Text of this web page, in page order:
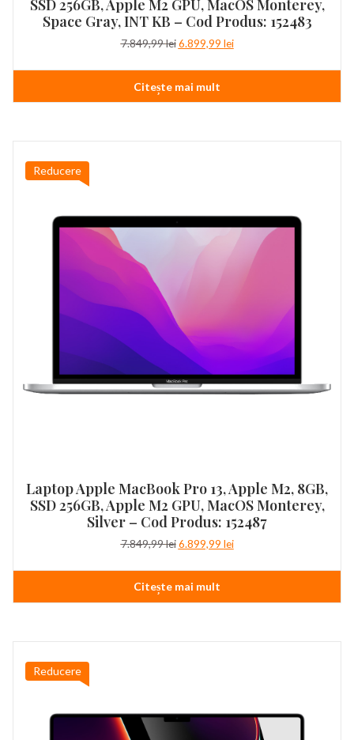
SSD 256GB, Apple M2 GPU, MacOS Monterey,
Space Gray, INT KB – Cod Produs: 152483
7.849,99lei Prețul
a
fost:
7.849,99 lei.
6.899,99 leiPrețul
este:
Citește mai mult
Reducere
Laptop Apple MacBook Pro 13, Apple M2, 8GB,
SSD 256GB, Apple M2 GPU, MacOS Monterey,
Silver – Cod Produs: 152487
7.849,99lei Prețul
a
fost:
7.849,99 lei.
6.899,99 leiPrețul
este:
Citește mai mult
Reducere